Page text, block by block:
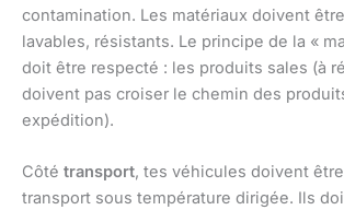
contamination. Les matériaux doivent
lavables, résistants. Le principe de la «
doit être respecté : les produits sales (à
doivent pas croiser le chemin des
expédition).
Côté transport, tes véhicules doivent
transport sous température dirigée. Ils